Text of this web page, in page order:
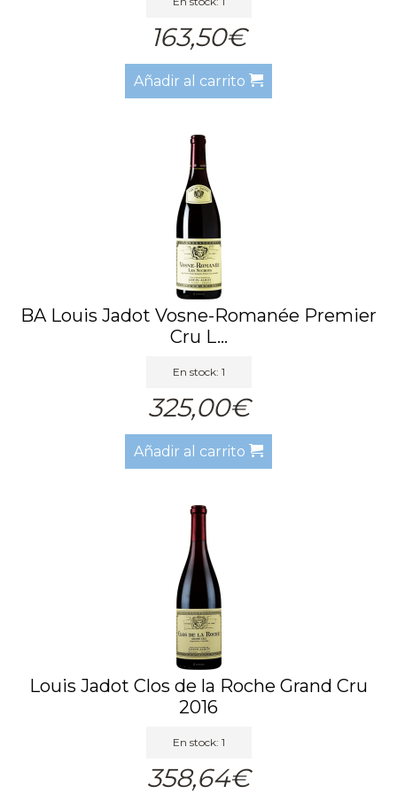
163,50€
Añadir al carrito
BA Louis Jadot Vosne-Romanée Premier
Cru L...
En stock: 1
325,00€
Añadir al carrito
Louis Jadot Clos de la Roche Grand Cru
2016
En stock: 1
358,64€